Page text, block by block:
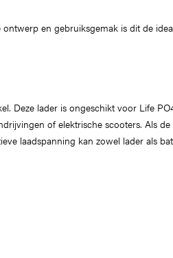
en gebruiksgemak is dit de
Deze lader is ongeschikt voor Life
of elektrische scooters. Als de
laadspanning kan zowel lader als